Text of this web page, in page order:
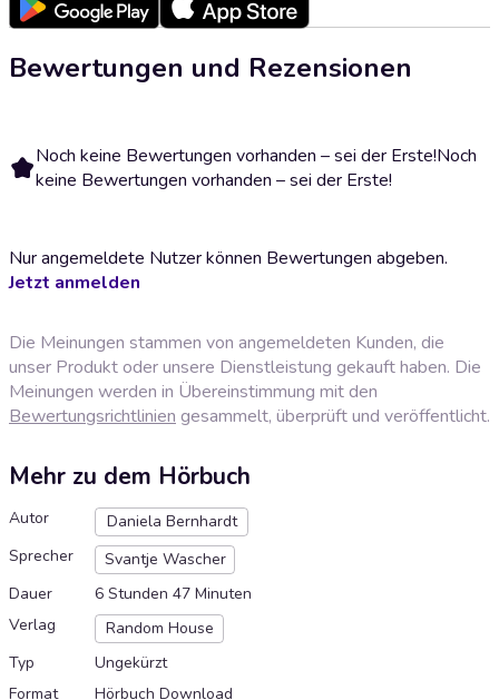
Bewertungen und Rezensionen
Noch keine Bewertungen vorhanden – sei der Erste!Noch
keine Bewertungen vorhanden – sei der Erste!
Nur angemeldete Nutzer können Bewertungen abgeben.
Jetzt anmelden
Die Meinungen stammen von angemeldeten Kunden, die
unser Produkt oder unsere Dienstleistung gekauft haben. Die
Meinungen werden in Übereinstimmung mit den
Bewertungsrichtlinien gesammelt, überprüft und veröffentlicht.
Mehr zu dem Hörbuch
Autor
Daniela Bernhardt
Sprecher
Svantje Wascher
Dauer
6 Stunden 47 Minuten
Verlag
Random House
Typ
Ungekürzt
Format
Hörbuch Download